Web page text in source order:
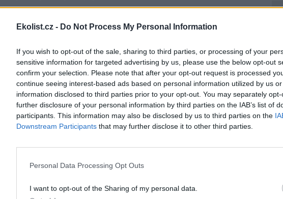
Ekolist.cz - Do Not Process My Personal Information
If you wish to opt-out of the sale, sharing to third parties, or processing of your
sensitive information for targeted advertising by us, please use the below opt-out
confirm your selection. Please note that after your opt-out request is processed
continue seeing interest-based ads based on personal information utilized by us
information disclosed to third parties prior to your opt-out. You may separately
further disclosure of your personal information by third parties on the IAB’s list of
participants. This information may also be disclosed by us to third parties on the
Downstream Participants that may further disclose it to other third parties.
Personal Data Processing Opt Outs
I want to opt-out of the Sharing of my personal data.
vyschla třetina vody, nejvíce v
V rybnících Rybářství Třeboň, které
hospodaří na 8000 hektarech vodní
plochy, chybí více než třetina vody.
Oproti běžnému zdržovaném
objemu 75 milionů metrů
o 28 milionů metrů krychlových
se kvůli extrémně vysokým teplotám a
další 2,5 procenta. Kvůli suchu začali rybáři
předčasně, protože by jinak ryby
Rybářství Třeboň Vladimír Kukačka.